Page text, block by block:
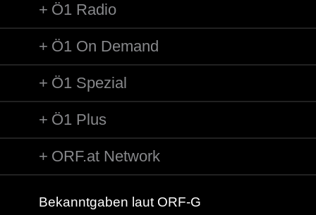
Ö1 Radio
Ö1 On Demand
Ö1 Spezial
Ö1 Plus
ORF.at Network
Bekanntgaben laut ORF-G